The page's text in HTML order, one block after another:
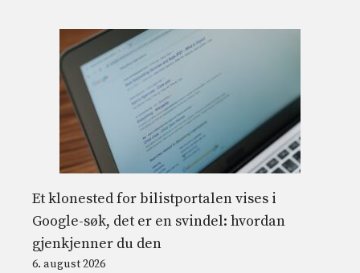
Et klonested for bilistportalen vises i
Google-søk, det er en svindel: hvordan
gjenkjenner du den
6. august 2026